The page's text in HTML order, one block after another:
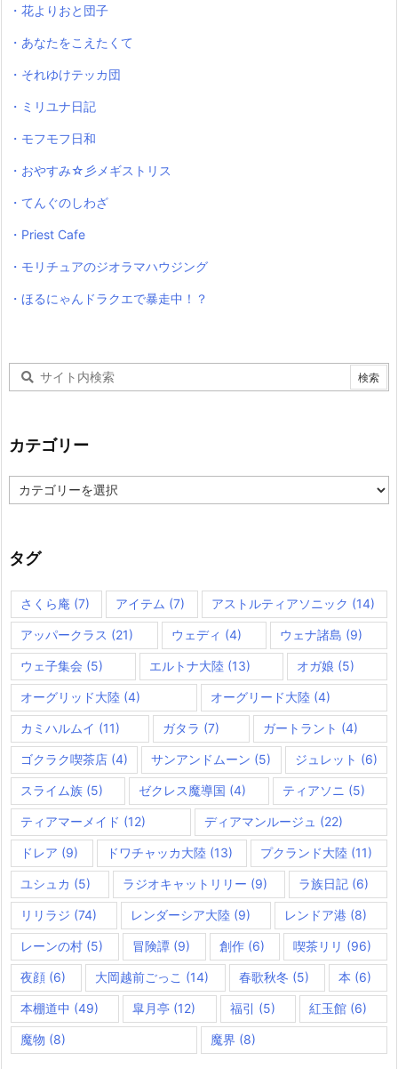
・花よりおと団子
・あなたをこえたくて
・それゆけテッカ団
・ミリユナ日記
・モフモフ日和
・おやすみ☆彡メギストリス
・てんぐのしわざ
・Priest Cafe
・モリチュアのジオラマハウジング
・ほるにゃんドラクエで暴走中！？
カテゴリー
テ
ー
タグ
さくら庵 (7) アイテム (7) アストルティアソニック (14)
アッパークラス (21) ウェディ (4) ウェナ諸島 (9)
ウェ子集会 (5) エルトナ大陸 (13) オガ娘 (5)
オーグリッド大陸 (4) オーグリード大陸 (4)
カミハルムイ (11) ガタラ (7) ガートラント (4)
ゴクラク喫茶店 (4) サンアンドムーン (5) ジュレット (6)
スライム族 (5) ゼクレス魔導国 (4) ティアソニ (5)
ティアマーメイド (12) ディアマンルージュ (22)
ドレア (9) ドワチャッカ大陸(13) プクランド大陸 (11)
ユシュカ (5) ラジオキャットリリー (9) ラ族日記 (6)
リリラジ (74) レンダーシア大陸 (9) レンドア港 (8)
レーンの村 (5) 冒険譚(9) 創作(6) 喫茶リリ (96)
夜顔 (6) 大岡越前ごっこ (14) 春歌秋冬 (5) 本 (6)
本棚道中 (49) 皐月亭 (12) 福引 (5) 紅玉館(6)
魔物 (8) 魔界 (8)